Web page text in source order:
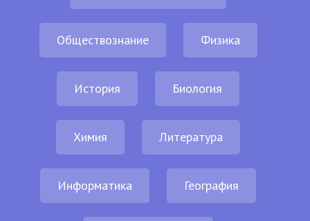
Обществознание Физика
История Биология
Химия Литература
Информатика География